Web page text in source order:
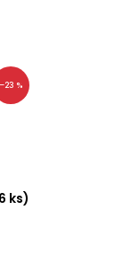
–23 %
ks)